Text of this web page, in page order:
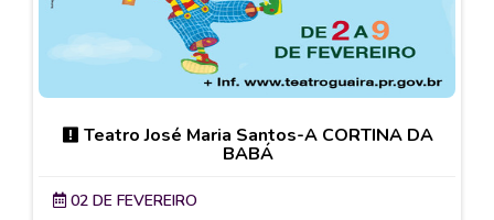
Teatro José Maria Santos-A CORTINA DA
BABÁ
02 DE FEVEREIRO